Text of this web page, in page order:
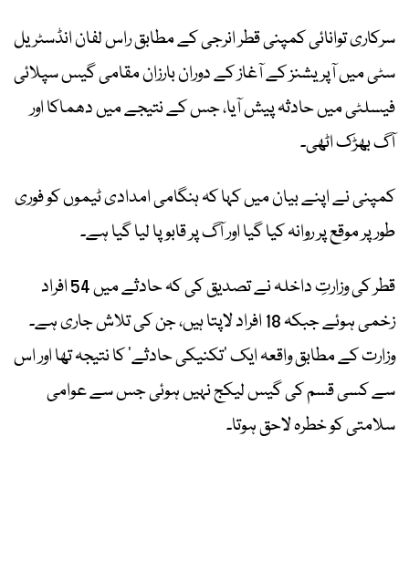
سرکاری توانائی کمپنی قطر انرجی کے مطابق راس لفان انڈسٹریل
سٹی میں آپریشنز کے آغاز کے دوران بارزان مقامی گیس سپلائی
فیسلٹی میں حادثہ پیش آیا، جس کے نتیجے میں دھماکا اور
آگ بھڑک اٹھی۔
کمپنی نے اپنے بیان میں کہا کہ ہنگامی امدادی ٹیموں کو فوری
طور پر موقع پر روانہ کیا گیا اور آگ پر قابو پا لیا گیا ہے۔
قطر کی وزارتِ داخلہ نے تصدیق کی کہ حادثے میں 54 افراد
زخمی ہوئے جبکہ 18 افراد لاپتا ہیں، جن کی تلاش جاری ہے۔
وزارت کے مطابق واقعہ ایک ’تکنیکی حادثے‘ کا نتیجہ تھا اور اس
سے کسی قسم کی گیس لیکج نہیں ہوئی جس سے عوامی
سلامتی کو خطرہ لاحق ہوتا۔